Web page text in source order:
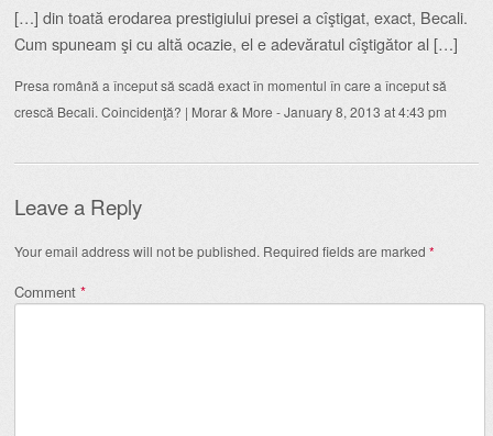
[…] din toată erodarea prestigiului presei a cîştigat, exact, Becali.
Cum spuneam şi cu altă ocazie, el e adevăratul cîştigător al […]
Presa română a început să scadă exact în momentul în care a început să
crescă Becali. Coincidenţă? | Morar & More -January 8, 2013 at 4:43 pm
Leave a Reply
Your email address will not be published. Required fields are marked *
Comment *